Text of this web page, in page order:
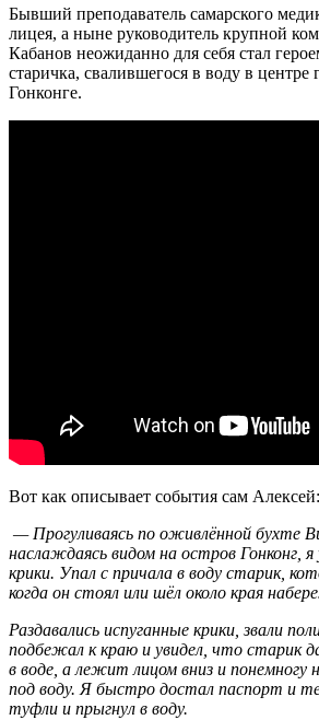
Бывший преподаватель самарского
лицея, а ныне руководитель крупной
Кабанов неожиданно для себя стал
старичка, свалившегося в воду в центре
Гонконге.
Вот как описывает события сам Алексей:
— Прогуливаясь по оживлённой бухте
наслаждаясь видом на остров Гонконг,
крики. Упал с причала в воду старик,
когда он стоял или шёл около края
Раздавались испуганные крики, звали
подбежал к краю и увидел, что старик
в воде, а лежит лицом вниз и понемногу
под воду. Я быстро достал паспорт и
туфли и прыгнул в воду.